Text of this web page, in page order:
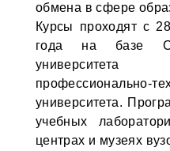
обмена в сфере
Курсы проходят с
года на базе
профессионально-
университета.
учебных
центрах и музеях